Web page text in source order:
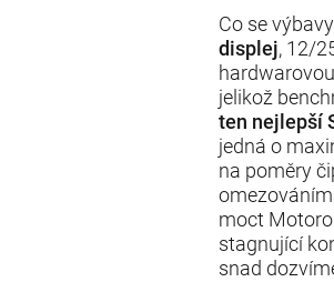
Co se
displej, 12/
jelikož
ten nejlepší
jedná o
na poměry
moct
stagnující
snad